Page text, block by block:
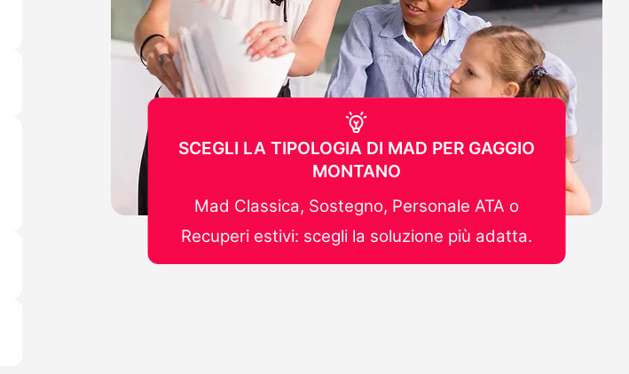
SCEGLI LA TIPOLOGIA DI MAD PER GAGGIO
MONTANO
Mad Classica, Sostegno, Personale ATA o
Recuperi estivi: scegli la soluzione più adatta.